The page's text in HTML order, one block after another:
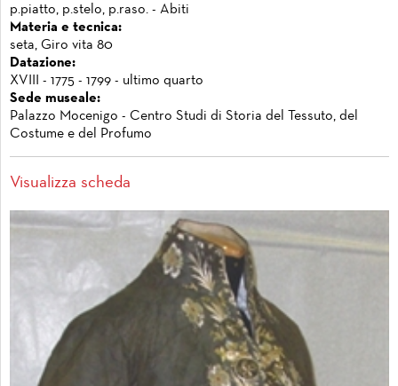
p.piatto, p.stelo, p.raso. - Abiti
Materia e tecnica:
seta, Giro vita 80
Datazione:
XVIII - 1775 - 1799 - ultimo quarto
Sede museale:
Palazzo Mocenigo - Centro Studi di Storia del Tessuto, del
Costume e del Profumo
Visualizza scheda